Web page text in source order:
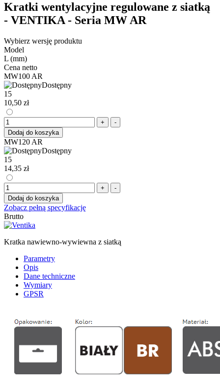
Kratki wentylacyjne regulowane z siatką
- VENTIKA - Seria MW AR
Wybierz wersję produktu
Model
L (mm)
Cena netto
MW100 AR
Dostępny
15
10,50 zł
+
-
Dodaj do koszyka
MW120 AR
Dostępny
15
14,35 zł
+
-
Dodaj do koszyka
Zobacz pełną specyfikację
Brutto
Kratka nawiewno-wywiewna z siatką
Parametry
Opis
Dane techniczne
Wymiary
GPSR